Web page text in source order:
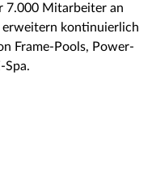
7.000 Mitarbeiter an
kontinuierlich
Frame-Pools, Power-
Spa.